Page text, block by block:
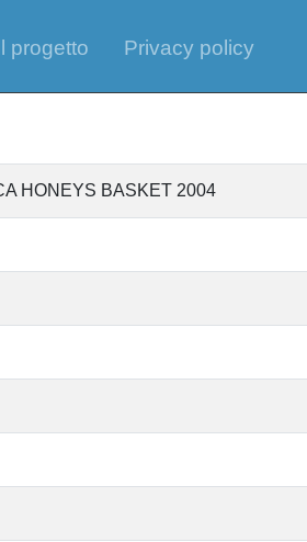
progetto Privacy policy
HONEYS BASKET 2004